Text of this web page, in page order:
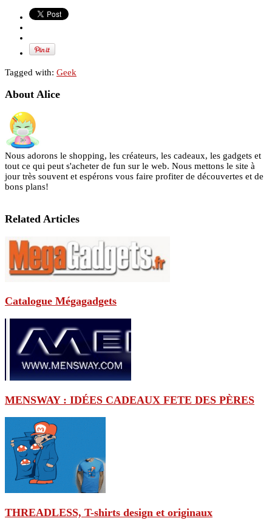
Tagged with: Geek
About Alice
Nous adorons le shopping, les créateurs, les cadeaux, les gadgets et
tout ce qui peut s'acheter de fun sur le web. Nous mettons le site à
jour très souvent et espérons vous faire profiter de découvertes et de
bons plans!
Related Articles
Catalogue Mégagadgets
MENSWAY : IDÉES CADEAUX FETE DES PÈRES
THREADLESS, T-shirts design et originaux